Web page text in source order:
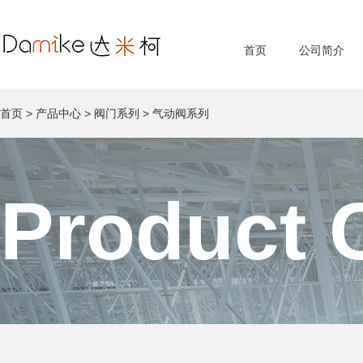
首页 公司简介
首页 > 产品中心 > 阀门系列 > 气动阀系列
Product